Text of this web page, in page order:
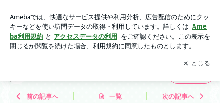
アプリをダウンロードして ブログの更新通知
を受け取りまし
ょう。
開く
前の記事へ 一覧 次の記事へ